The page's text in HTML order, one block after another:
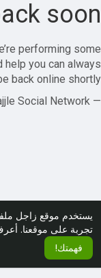
يستخدم موقع زاجل
تجربة على موقعنا.
فهمتك!
soon!
performing some
help you can always
back online shortly!
— Zajjle Social Network